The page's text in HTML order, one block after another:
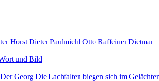
Horst Dieter Paulmichl Otto Raffeiner Dietmar
und Bild
Der Georg Die Lachfalten biegen sich im Gelächter